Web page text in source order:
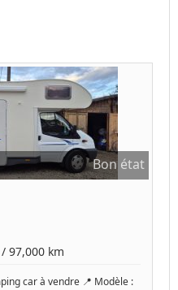
Bon état
/ 97,000 km
car à vendre 📍 Modèle :